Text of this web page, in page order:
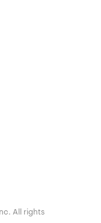
All rights